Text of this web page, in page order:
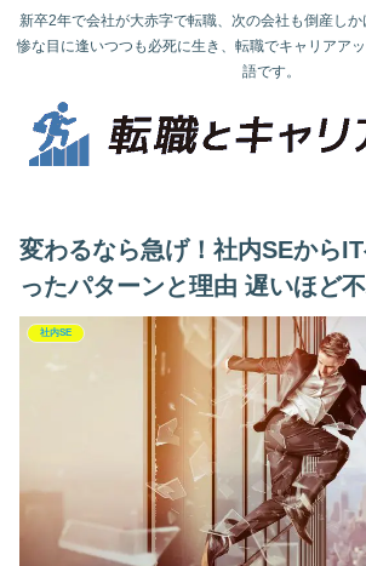
新卒2年で会社が大赤字で転職、次の会社も倒産し
惨な目に逢いつつも必死に生き、転職でキャリアア
語です。
変わるなら急げ！社内SEから
ったパターンと理由 遅いほど
社内SE